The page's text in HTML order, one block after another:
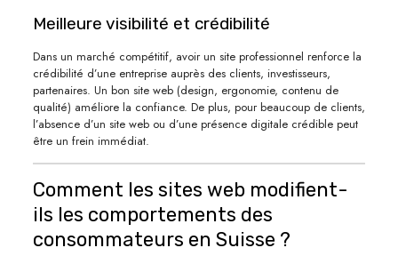
Meilleure visibilité et crédibilité
Dans un marché compétitif, avoir un site professionnel renforce la
crédibilité d’une entreprise auprès des clients, investisseurs,
partenaires. Un bon site web (design, ergonomie, contenu de
qualité) améliore la confiance. De plus, pour beaucoup de clients,
l’absence d’un site web ou d’une présence digitale crédible peut
être un frein immédiat.
Comment les sites web modifient-
ils les comportements des
consommateurs en Suisse ?